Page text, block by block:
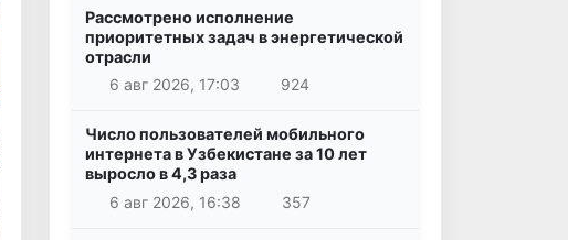
Рассмотрено исполнение
приоритетных задач в энергетической
отрасли
6 авг 2026, 17:03
924
Число пользователей мобильного
интернета в Узбекистане за 10 лет
выросло в 4,3 раза
6 авг 2026, 16:38
357